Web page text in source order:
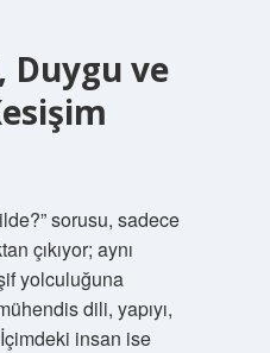
Duygu ve
sorusu, sadece
çıkıyor; aynı
yolculuğuna
dili, yapıyı,
insan ise